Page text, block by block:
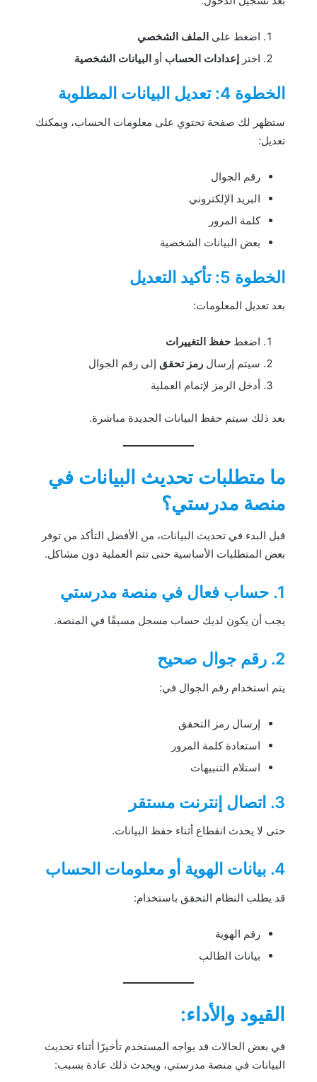
اضغط على الملف الشخصي
اختر إعدادات الحساب أو البيانات الشخصية
الخطوة 4: تعديل البيانات المطلوبة
ستظهر لك صفحة تحتوي على معلومات الحساب، ويمكنك
تعديل:
رقم الجوال
البريد الإلكتروني
كلمة المرور
بعض البيانات الشخصية
الخطوة 5: تأكيد التعديل
بعد تعديل المعلومات:
اضغط حفظ التغييرات
سيتم إرسال رمز تحقق إلى رقم الجوال
أدخل الرمز لإتمام العملية
بعد ذلك سيتم حفظ البيانات الجديدة مباشرة.
ما متطلبات تحديث البيانات في
منصة مدرستي؟
قبل البدء في تحديث البيانات، من الأفضل التأكد من توفر
بعض المتطلبات الأساسية حتى تتم العملية دون مشاكل.
1. حساب فعال في منصة مدرستي
يجب أن يكون لديك حساب مسجل مسبقًا في المنصة.
2. رقم جوال صحيح
يتم استخدام رقم الجوال في:
إرسال رمز التحقق
استعادة كلمة المرور
استلام التنبيهات
3. اتصال إنترنت مستقر
حتى لا يحدث انقطاع أثناء حفظ البيانات.
4. بيانات الهوية أو معلومات الحساب
قد يطلب النظام التحقق باستخدام:
رقم الهوية
بيانات الطالب
القيود والأداء:
في بعض الحالات قد يواجه المستخدم تأخيرًا أثناء تحديث
البيانات في منصة مدرستي، ويحدث ذلك عادة بسبب: